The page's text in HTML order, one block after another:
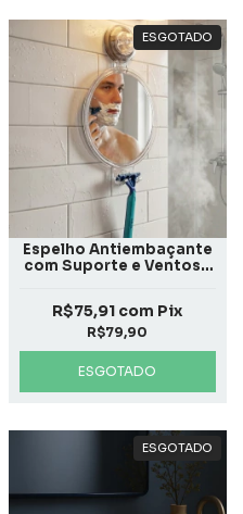
ESGOTADO
Espelho Antiembaçante
com Suporte e Ventosa
R$79,90
R$75,91 com Pix
ESGOTADO
ESGOTADO